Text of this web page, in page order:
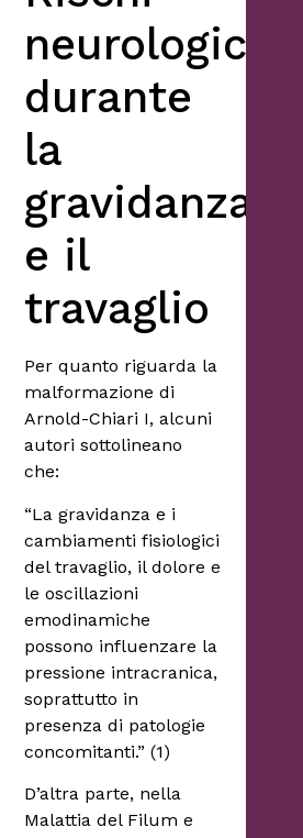
neurologici
durante
la
gravidanza
e il
travaglio
Per quanto riguarda la
malformazione di
Arnold-Chiari I, alcuni
autori sottolineano
che:
“La gravidanza e i
cambiamenti fisiologici
del travaglio, il dolore e
le oscillazioni
emodinamiche
possono influenzare la
pressione intracranica,
soprattutto in
presenza di patologie
concomitanti.” (1)
D’altra parte, nella
Malattia del Filum e